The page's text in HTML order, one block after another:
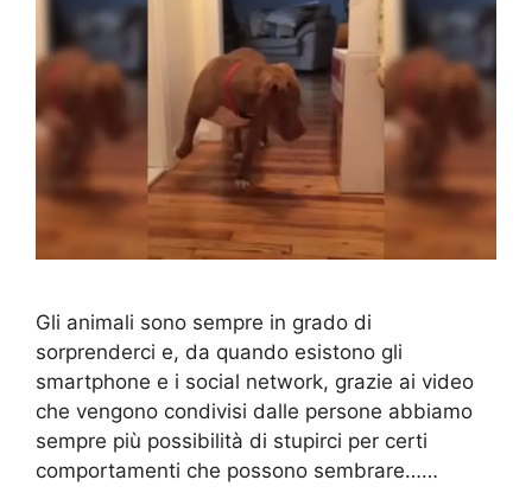
Gli animali sono sempre in grado di
sorprenderci e, da quando esistono gli
smartphone e i social network, grazie ai video
che vengono condivisi dalle persone abbiamo
sempre più possibilità di stupirci per certi
comportamenti che possono sembrare……